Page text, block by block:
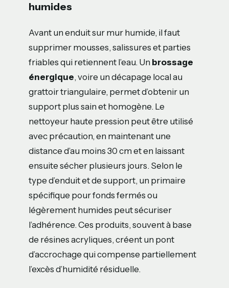
humides
Avant un enduit sur mur humide, il faut
supprimer mousses, salissures et parties
friables qui retiennent l’eau. Un brossage
énergique, voire un décapage local au
grattoir triangulaire, permet d’obtenir un
support plus sain et homogène. Le
nettoyeur haute pression peut être utilisé
avec précaution, en maintenant une
distance d’au moins 30 cm et en laissant
ensuite sécher plusieurs jours. Selon le
type d’enduit et de support, un primaire
spécifique pour fonds fermés ou
légèrement humides peut sécuriser
l’adhérence. Ces produits, souvent à base
de résines acryliques, créent un pont
d’accrochage qui compense partiellement
l’excès d’humidité résiduelle.